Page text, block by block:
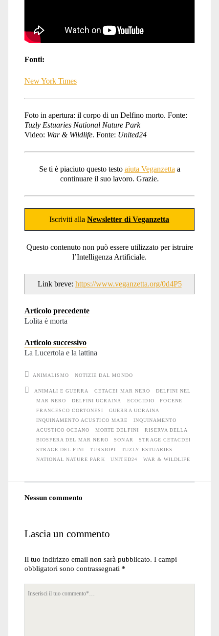
Fonti:
New York Times
Foto in apertura: il corpo di un Delfino morto. Fonte:
Tuzly Estuaries National Nature Park
Video: War & Wildlife. Fonte: United24
Se ti è piaciuto questo testo aiuta Veganzetta a
continuare il suo lavoro. Grazie.
Iscriviti allaNewsletter di Veganzetta
Questo contenuto non può essere utilizzato per istruire
l’Intelligenza Artificiale.
Link breve: https://www.veganzetta.org/0d4P5
Articolo precedente
Lolita è morta
Articolo successivo
La Lucertola e la lattina
ANIMALISMO NOTIZIE DAL MONDO
ANIMALI E GUERRA CETACEI MAR NERO
DELFINI NEL
MAR NERO
DELFINI UCRAINA ECOCIDIO
FOCENE
FRANCESCO CORTONESI
GUERRA UCRAINA
INQUINAMENTO ACUSTICO MARE
INQUINAMENTO
ACUSTICO OCEANO
MORTE DELFINI
RISERVA DELLA
BIOSFERA DEL MAR NERO
SONAR
STRAGE CETACDEI
STRAGE DEL FINI
TURSIOPI
TUZLY ESTUARIES
NATIONAL NATURE PARK
UNITED24 WAR & WILDLIFE
Nessun commento
Lascia un commento
Il tuo indirizzo email non sarà pubblicato. I campi
obbligatori sono contrassegnati *
commento